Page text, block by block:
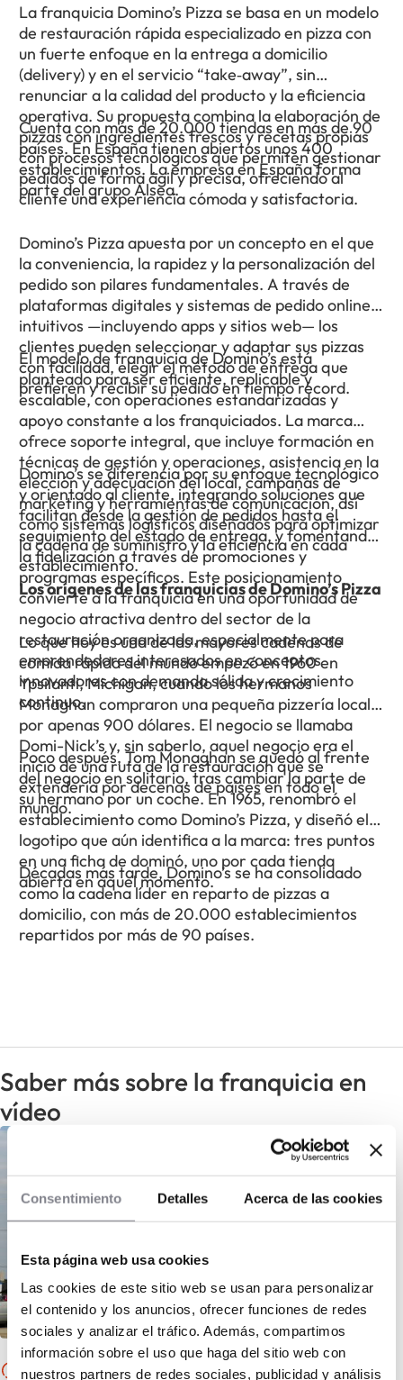
Consentimiento Detalles Acerca de las cookies
Esta página web usa cookies
Las cookies de este sitio web se usan para personalizar
el contenido y los anuncios, ofrecer funciones de redes
sociales y analizar el tráfico. Además, compartimos
información sobre el uso que haga del sitio web con
nuestros partners de redes sociales, publicidad y análisis
La franquicia Domino’s Pizza se basa en un modelo
de restauración rápida especializado en pizza con
un fuerte enfoque en la entrega a domicilio
(delivery) y en el servicio “take‑away”, sin
renunciar a la calidad del producto y la eficiencia
operativa. Su propuesta combina la elaboración de
pizzas con ingredientes frescos y recetas propias
con procesos tecnológicos que permiten gestionar
pedidos de forma ágil y precisa, ofreciendo al
cliente una experiencia cómoda y satisfactoria.
Cuenta con más de 20.000 tiendas en más de 90
países. En España tienen abiertos unos 400
establecimientos. La empresa en España forma
parte del grupo Alsea.
Domino’s Pizza apuesta por un concepto en el que
la conveniencia, la rapidez y la personalización del
pedido son pilares fundamentales. A través de
plataformas digitales y sistemas de pedido online
intuitivos —incluyendo apps y sitios web— los
clientes pueden seleccionar y adaptar sus pizzas
con facilidad, elegir el método de entrega que
prefieren y recibir su pedido en tiempo récord.
El modelo de franquicia de Domino’s está
planteado para ser eficiente, replicable y
escalable, con operaciones estandarizadas y
apoyo constante a los franquiciados. La marca
ofrece soporte integral, que incluye formación en
técnicas de gestión y operaciones, asistencia en la
elección y adecuación del local, campañas de
marketing y herramientas de comunicación, así
como sistemas logísticos diseñados para optimizar
la cadena de suministro y la eficiencia en cada
establecimiento.
Domino’s se diferencia por su enfoque tecnológico
y orientado al cliente, integrando soluciones que
facilitan desde la gestión de pedidos hasta el
seguimiento del estado de entrega, y fomentando
la fidelización a través de promociones y
programas específicos. Este posicionamiento
convierte a la franquicia en una oportunidad de
negocio atractiva dentro del sector de la
restauración organizada, especialmente para
emprendedores interesados en conceptos
innovadores con demanda sólida y crecimiento
continuo.
Los orígenes de las franquicias de Domino’s Pizza
Lo que hoy es una de las mayores cadenas de
comida rápida del mundo empezó en 1960 en
Ypsilanti, Michigan, cuando los hermanos
Monaghan compraron una pequeña pizzería local
por apenas 900 dólares. El negocio se llamaba
Domi-Nick’s y, sin saberlo, aquel negocio era el
inicio de una ruta de la restauración que se
extendería por decenas de países en todo el
mundo.
Poco después, Tom Monaghan se quedó al frente
del negocio en solitario, tras cambiar la parte de
su hermano por un coche. En 1965, renombró el
establecimiento como Domino’s Pizza, y diseñó el
logotipo que aún identifica a la marca: tres puntos
en una ficha de dominó, uno por cada tienda
abierta en aquel momento.
Décadas más tarde, Domino’s se ha consolidado
como la cadena líder en reparto de pizzas a
domicilio, con más de 20.000 establecimientos
repartidos por más de 90 países.
Saber más sobre la franquicia en
vídeo
Los vídeos de la franquicia